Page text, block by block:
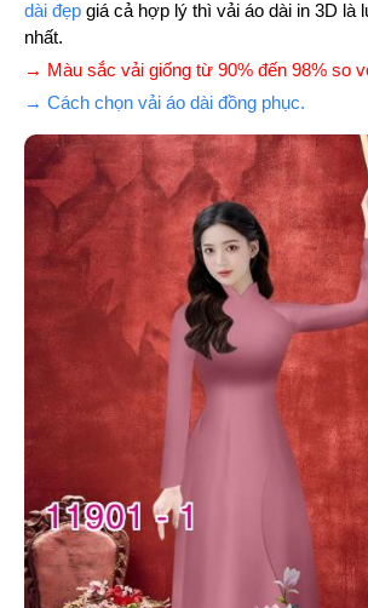
dài đẹp giá cả hợp lý thì vải áo dài in 3D là
nhất.
→ Màu sắc vải giống từ 90% đến 98% so
→ Cách chọn vải áo dài đồng phục.